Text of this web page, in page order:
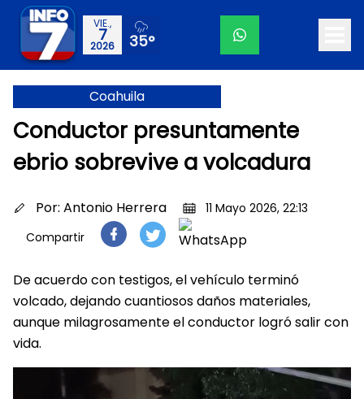
VIE.,
7
2026 35°
Coahuila
Conductor presuntamente
ebrio sobrevive a volcadura
Por: Antonio Herrera
11 Mayo 2026, 22:13
Compartir
De acuerdo con testigos, el vehículo terminó
volcado, dejando cuantiosos daños materiales,
aunque milagrosamente el conductor logró salir con
vida.